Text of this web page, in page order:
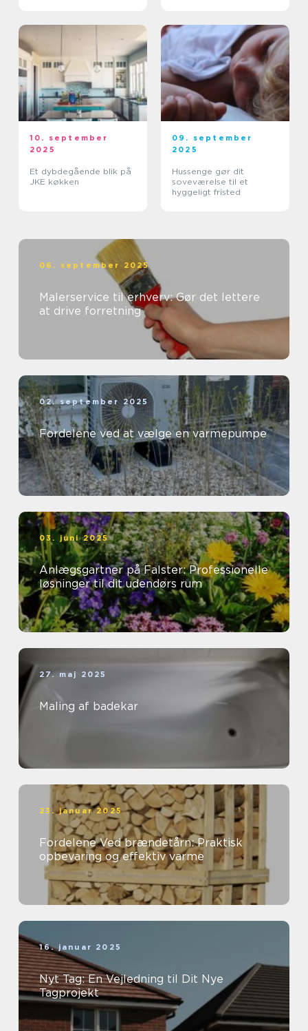
10. september
2025
Et dybdegående blik på
JKE køkken
09. september
2025
Hussenge gør dit
soveværelse til et
hyggeligt fristed
06. september 2025
Malerservice til erhverv: Gør det lettere
at drive forretning
02. september 2025
Fordelene ved at vælge en varmepumpe
03. juni 2025
Anlægsgartner på Falster: Professionelle
løsninger til dit udendørs rum
27. maj 2025
Maling af badekar
23. januar 2025
Fordelene Ved brændetårn: Praktisk
opbevaring og effektiv varme
16. januar 2025
Nyt Tag: En Vejledning til Dit Nye
Tagprojekt